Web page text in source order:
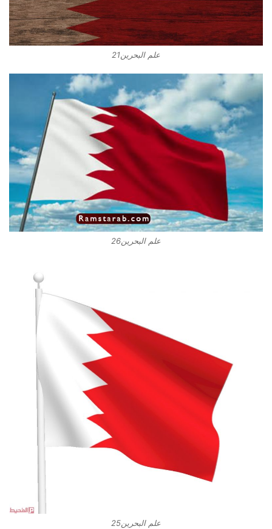
علم البحرين21
علم البحرين26
علم البحرين25